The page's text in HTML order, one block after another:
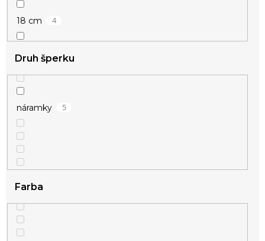
18 cm 4
19 cm
20 cm
21 cm
Druh šperku
náramky 5
Farba